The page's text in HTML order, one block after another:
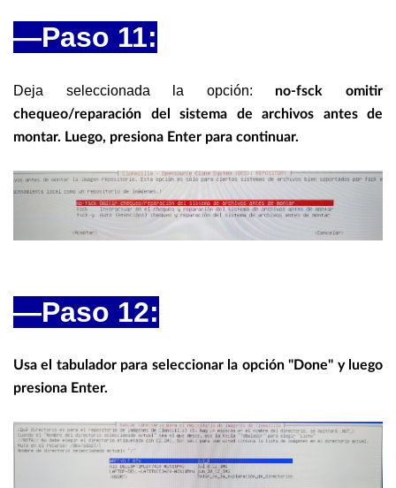
—Paso 11:
Deja seleccionada la opción: no-fsck omitir
chequeo/reparación del sistema de archivos antes de
montar. Luego, presiona Enter para continuar.
—Paso 12:
Usa el tabulador para seleccionar la opción "Done" y luego
presiona Enter.